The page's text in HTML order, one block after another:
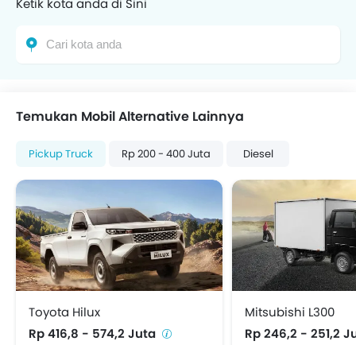
Temukan Mobil Alternative Lainnya
Pickup Truck Rp 200 - 400 Juta Diesel
Toyota Hilux
Rp 416,8 - 574,2 Juta
Mitsubishi L300
Rp 246,2 - 251,2